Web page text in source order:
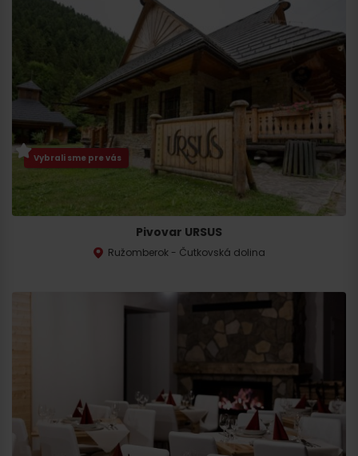
Vybrali sme pre vás
Pivovar URSUS
Ružomberok - Čutkovská dolina